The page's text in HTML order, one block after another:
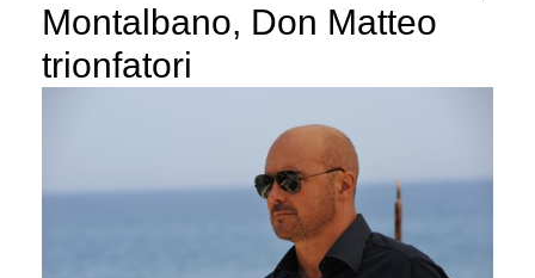
Montalbano, Don Matteo
trionfatori